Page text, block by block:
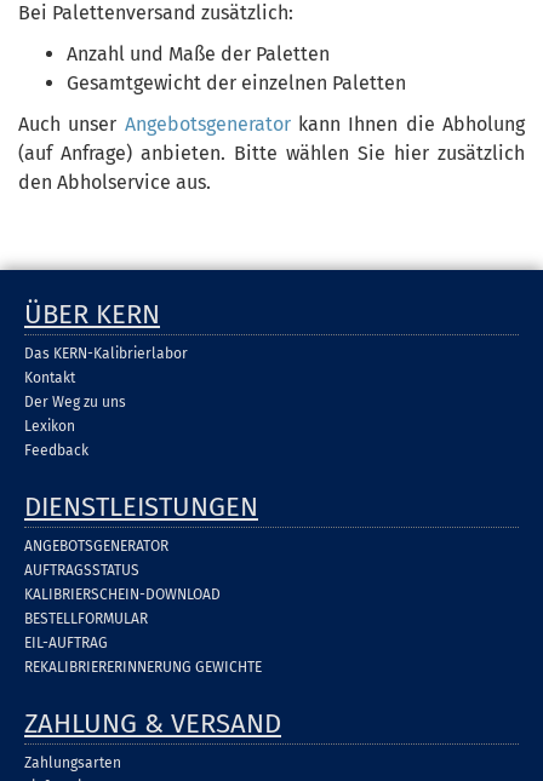
Bei Palettenversand zusätzlich:
Anzahl und Maße der Paletten
Gesamtgewicht der einzelnen Paletten
Auch unser Angebotsgeneratorkann Ihnen die Abholung
(auf Anfrage) anbieten. Bitte wählen Sie hier zusätzlich
den Abholservice aus.
ÜBER KERN
Das KERN-Kalibrierlabor
Kontakt
Der Weg zu uns
Lexikon
Feedback
DIENSTLEISTUNGEN
ANGEBOTSGENERATOR
AUFTRAGSSTATUS
KALIBRIERSCHEIN-DOWNLOAD
BESTELLFORMULAR
EIL-AUFTRAG
REKALIBRIERERINNERUNG GEWICHTE
ZAHLUNG & VERSAND
Zahlungsarten